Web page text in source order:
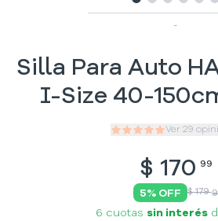
Slide1
Slide2
Slide3
Slide4
-
Silla Para Auto
I-Size 40-
Ver 29
$ 170 99
5% OFF $ 179
6 cuotas sin interés